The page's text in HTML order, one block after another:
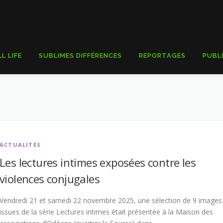
LIFE SUBLIMES DIFFÉRENCES REPORTAGES
ACTUALITÉS
Les lectures intimes exposées contre les
violences conjugales
Vendredi 21 et samedi 22 novembre 2025, une sélection de 9 images
issues de la série Lectures intimes était présentée à la Maison des